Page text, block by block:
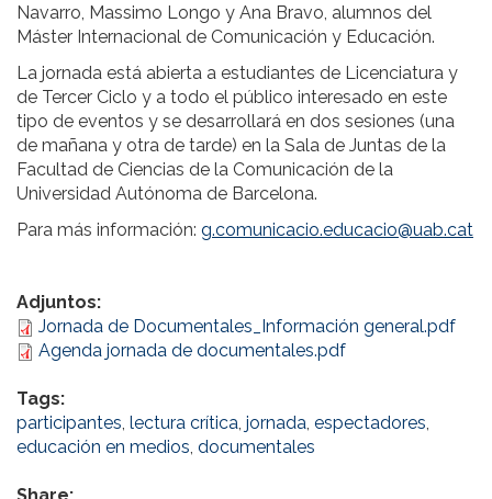
Navarro, Massimo Longo y Ana Bravo, alumnos del
Máster Internacional de Comunicación y Educación.
La jornada está abierta a estudiantes de Licenciatura y
de Tercer Ciclo y a todo el público interesado en este
tipo de eventos y se desarrollará en dos sesiones (una
de mañana y otra de tarde) en la Sala de Juntas de la
Facultad de Ciencias de la Comunicación de la
Universidad Autónoma de Barcelona.
Para más información: g.comunicacio.educacio@uab.cat
Adjuntos:
Jornada de Documentales_Información general.pdf
Agenda jornada de documentales.pdf
Tags:
participantes, lectura crítica, jornada, espectadores,
educación en medios, documentales